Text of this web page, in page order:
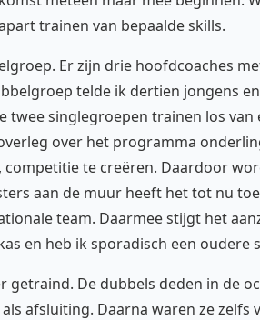
trainen van bepaalde skills.
Er zijn drie hoofdcoaches
telde ik dertien jongens
twee singlegroepen trainen los
over het programma
te creëren. Daardoor
aan de muur heeft het tot nu
team. Daarmee stijgt het
en heb ik sporadisch een oudere
getraind. De dubbels deden in de
afsluiting. Daarna waren ze zelfs